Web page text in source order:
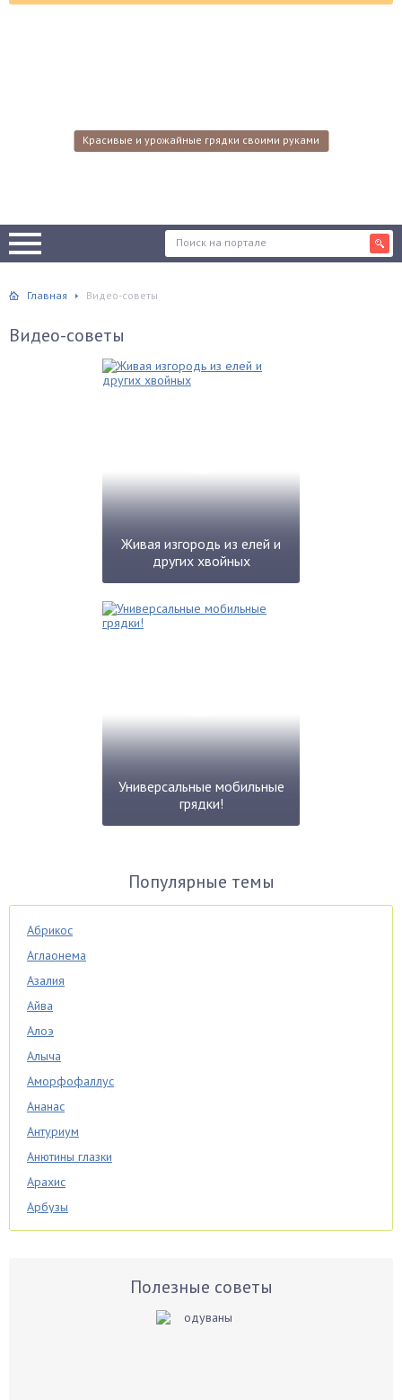
Красивые и урожайные грядки своими руками
Главная Видео-советы
Видео-советы
Живая изгородь из елей и
других хвойных
Универсальные мобильные
грядки!
Популярные темы
Абрикос
Аглаонема
Азалия
Айва
Алоэ
Алыча
Аморфофаллус
Ананас
Антуриум
Анютины глазки
Арахис
Арбузы
Аспарагус
Полезные советы